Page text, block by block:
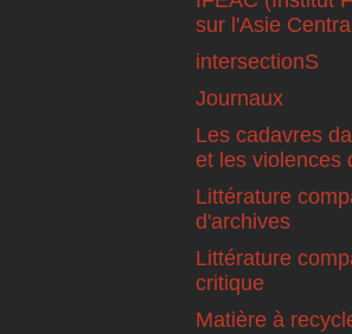
sur l'Asie
intersectionS
Journaux
Les cadavres
et les violences
Littérature
d'archives
Littérature
critique
Matière à